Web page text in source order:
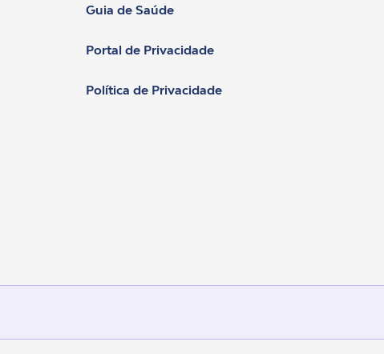
Guia de Saúde
Portal de Privacidade
Política de Privacidade